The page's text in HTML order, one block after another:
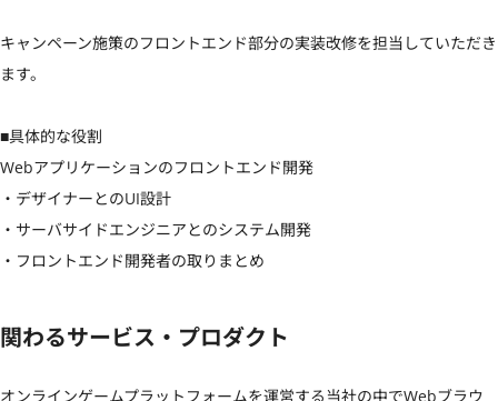
キャンペーン施策のフロントエンド部分の実装改修を担当していただき
ます。
■具体的な役割
Webアプリケーションのフロントエンド開発
・デザイナーとのUI設計
・サーバサイドエンジニアとのシステム開発
・フロントエンド開発者の取りまとめ
関わるサービス・プロダクト
オンラインゲームプラットフォームを運営する当社の中でWebブラウ